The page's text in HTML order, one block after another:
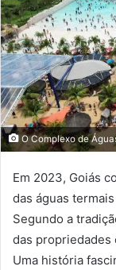
O Complexo de
Em 2023, Goiás
das águas
Segundo a
das propriedades
Uma história